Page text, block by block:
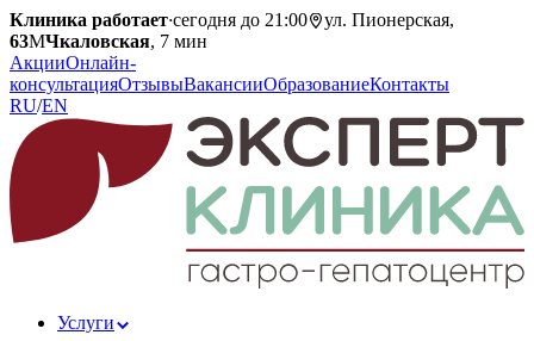
Клиника работает·сегодня до 21:00
ул. Пионерская,
63МЧкаловская, 7 мин
АкцииОнлайн-
консультацияОтзывыВакансииОбразованиеКонтакты
RU/EN
Услуги